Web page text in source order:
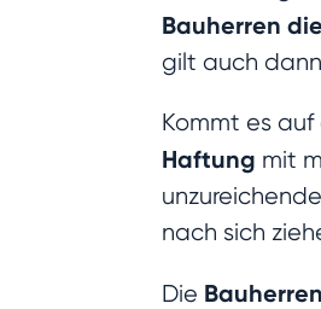
Bauherren
gilt auch
Kommt es
Haftung mit
nach sich
Die